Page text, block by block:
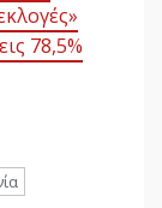
78,5%